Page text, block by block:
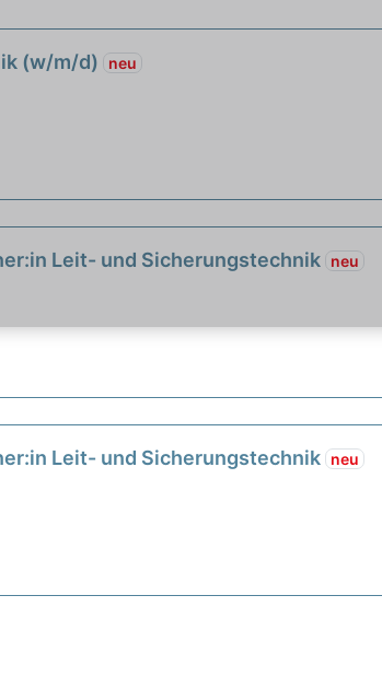
(w/m/d) neu
Leit- und Sicherungstechnik neu
Leit- und Sicherungstechnik neu